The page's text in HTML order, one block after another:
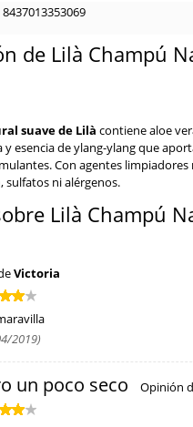
8437013353069
de Lilà Champú
suave de Lilà contiene aloe
y esencia de ylang-ylang que
Con agentes limpiadores
sulfatos ni alérgenos.
Lilà Champú
Victoria
2019)
un poco seco Opinión